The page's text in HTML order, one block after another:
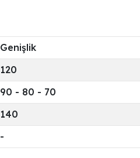
Genişlik
120
90 - 80 - 70
140
-